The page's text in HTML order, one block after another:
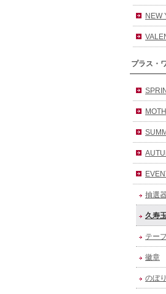
NEW
プラス・
抽選
久寿
テー
徽章
のぼ